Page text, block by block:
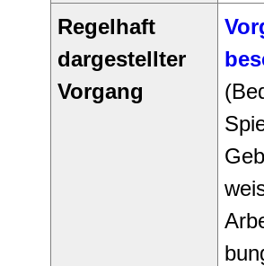
Regelhaft
dargestellter
Vorgang